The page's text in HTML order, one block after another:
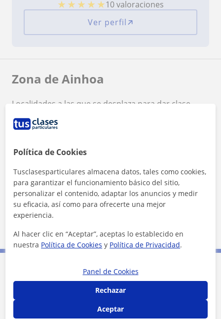
★ ★ ★ ★ ★10 valoraciones
Ver perfil
Zona de Ainhoa
Localidades a las que se desplaza para dar clase
Vigo
+ −
3000 ft
Leaflet| ©OpenStreetMapcontributors
Contacta con Ainhoa
Política de Cookies
Tusclasesparticulares almacena datos, tales como cookies,
para garantizar el funcionamiento básico del sitio,
personalizar el contenido, adaptar los anuncios y medir
su eficacia, así como para ofrecerte una mejor
experiencia.
Al hacer clic en “Aceptar”, aceptas lo establecido en
nuestra Política de Cookies y Política de Privacidad.
Panel de Cookies
Rechazar
Aceptar